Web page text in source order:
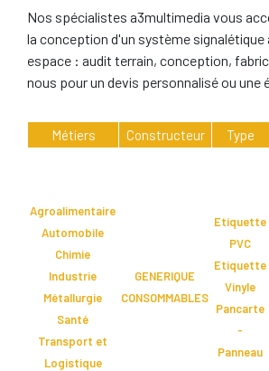
Nos spécialistes a3multimedia vous
la conception d'un système
espace : audit terrain, conception,
nous pour un devis personnalisé ou une
Métiers Constructeur Type
Agroalimentaire
Automobile
Chimie
Industrie
Métallurgie
Santé
Transport et
Logistique
GENERIQUE
CONSOMMABLES
Etiquette
PVC
Etiquette
Vinyle
Pancarte
-
Panneau